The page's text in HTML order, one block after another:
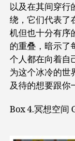
以及在其间穿行
绕，它们代表了
机但也十分有序
的重叠，暗示
个人都在向着自
为这个冰冷的世
及待的想要跟你
Box 4.冥想空间